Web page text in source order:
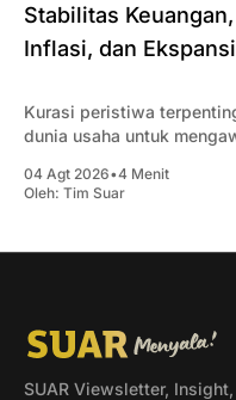
Stabilitas
Inflasi, dan
Kurasi peristiwa
dunia usaha untuk
04 Agt 2026•4 Menit
Oleh: Tim Suar
SUAR Viewsletter,